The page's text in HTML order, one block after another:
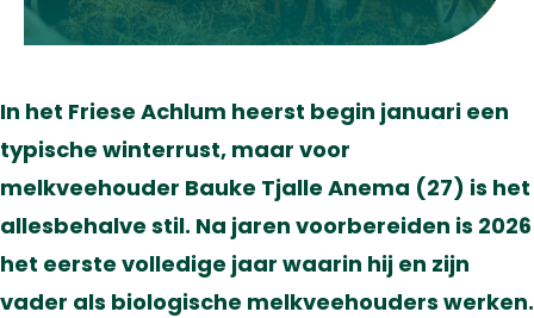
In het Friese Achlum heerst begin januari een
typische winterrust, maar voor
melkveehouder Bauke Tjalle Anema (27) is het
allesbehalve stil. Na jaren voorbereiden is 2026
het eerste volledige jaar waarin hij en zijn
vader als biologische melkveehouders werken.